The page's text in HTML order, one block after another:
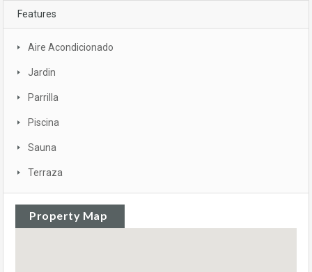
Features
Aire Acondicionado
Jardin
Parrilla
Piscina
Sauna
Terraza
Property Map